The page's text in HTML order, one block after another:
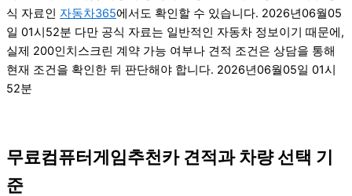
식 자료인 자동차365에서도 확인할 수 있습니다. 2026년06월05
일 01시52분 다만 공식 자료는 일반적인 자동차 정보이기 때문에,
실제 200인치스크린 계약 가능 여부나 견적 조건은 상담을 통해
현재 조건을 확인한 뒤 판단해야 합니다. 2026년06월05일 01시
52분
무료컴퓨터게임추천카 견적과 차량 선택 기
준